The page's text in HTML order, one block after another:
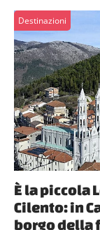
Destinazioni
È la piccola
Cilento: in
borgo della